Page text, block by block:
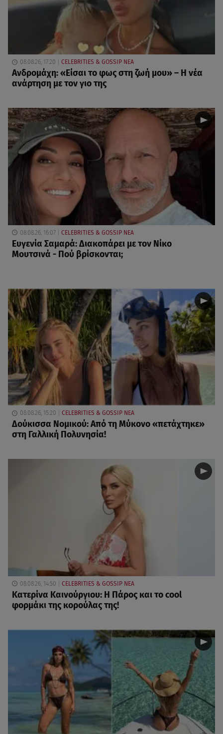
08.08.26, 17:20 CELEBRITIES & GOSSIP ΝΕΑ
Ανδρομάχη: «Είσαι το φως στη ζωή μου» – Η νέα
ανάρτηση με τον γιο της
08.08.26, 16:07 CELEBRITIES & GOSSIP ΝΕΑ
Ευγενία Σαμαρά: Διακοπάρει με τον Νίκο
Μουτσινά - Πού βρίσκονται;
08.08.26, 15:20 CELEBRITIES & GOSSIP ΝΕΑ
Δούκισσα Νομικού: Από τη Μύκονο «πετάχτηκε»
στη Γαλλική Πολυνησία!
08.08.26, 14:50 CELEBRITIES & GOSSIP ΝΕΑ
Κατερίνα Καινούργιου: Η Πάρος και το cool
φορμάκι της κορούλας της!